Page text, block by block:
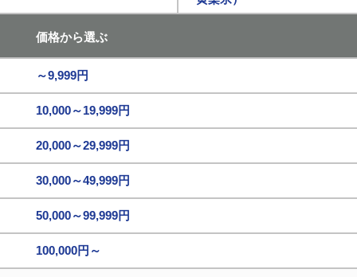
価格から選ぶ
～9,999円
10,000～19,999円
20,000～29,999円
30,000～49,999円
50,000～99,999円
100,000円～